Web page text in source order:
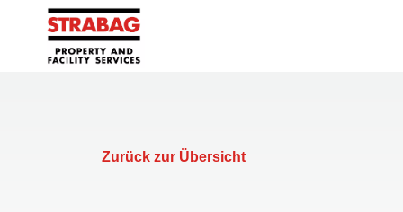
Zurück zur Übersicht